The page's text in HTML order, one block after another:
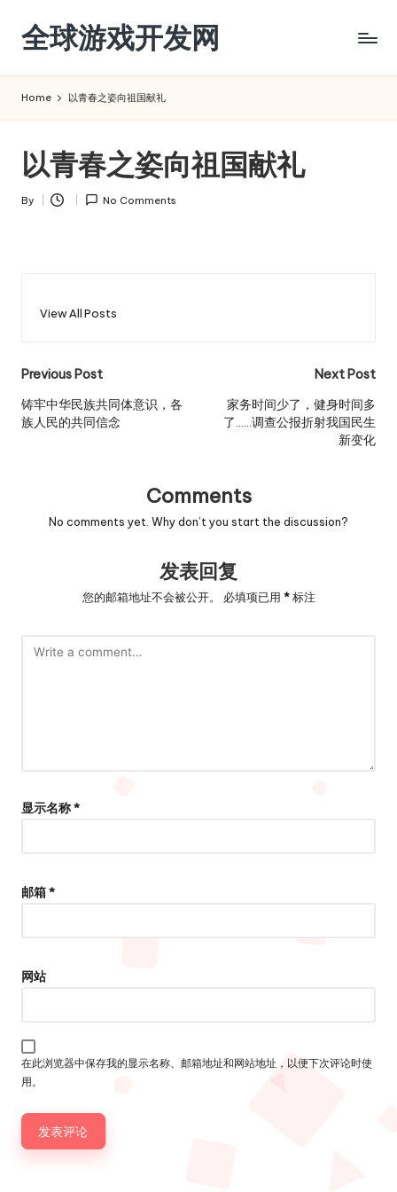
Skip
content
全球游戏开发网
Home 以青春之姿向祖国献礼
以青春之姿向祖国献礼
Posted
By No Comments
View All Posts
Post
navigation
Previous Post
铸牢中华民族共同体意识，各
族人民的共同信念
Next Post
家务时间少了，健身时间多
了……调查公报折射我国民生
新变化
Comments
No comments yet. Why don’t you start the discussion?
发表回复
您的邮箱地址不会被公开。 必填项已用 *标注
显示名称*
邮箱*
网站
在此浏览器中保存我的显示名称、邮箱地址和网站地址，以便下次评论时使
用。